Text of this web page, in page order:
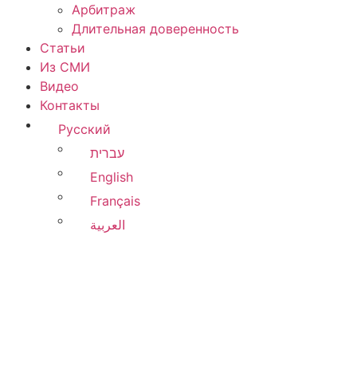
Арбитраж
Длительная доверенность
Статьи
Из СМИ
Видео
Контакты
Русский
עברית
English
Français
العربية